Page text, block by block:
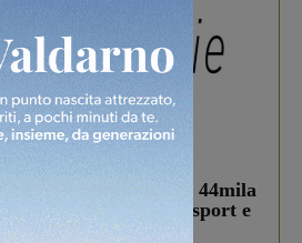
Smart Cities, oltre 44mila
torna il bando per lo sport e
Estrair